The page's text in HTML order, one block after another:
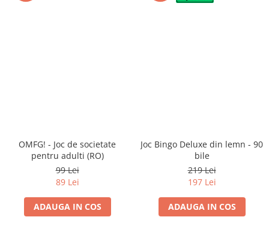
OMFG! - Joc de societate
pentru adulti (RO)
99 Lei
89 Lei
ADAUGA IN COS
Joc Bingo Deluxe din lemn - 90
bile
219 Lei
197 Lei
ADAUGA IN COS